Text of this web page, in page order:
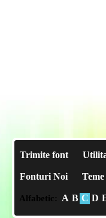
Trimite font
Fonturi Noi
Alfabetic: A B C D